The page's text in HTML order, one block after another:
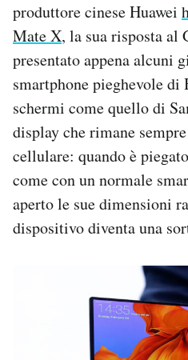
produttore cinese Huawei
Mate X, la sua risposta al
presentato appena alcuni
smartphone pieghevole di
schermi come quello di
display che rimane
cellulare: quando è
come con un normale
aperto le sue dimensioni
dispositivo diventa una